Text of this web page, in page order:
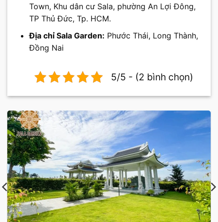
Town, Khu dân cư Sala, phường An Lợi Đông,
TP Thủ Đức, Tp. HCM.
Địa chỉ Sala Garden: Phước Thái, Long Thành,
Đồng Nai
5/5 - (2 bình chọn)